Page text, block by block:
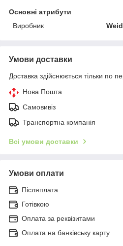
Основні атрибути
Виробник
Умови доставки
Доставка здійснюється тільки по
Нова Пошта
Самовивіз
Транспортна компанія
Всі умови доставки
Умови оплати
Післяплата
Готівкою
Оплата за реквізитами
Оплата на банківську карту